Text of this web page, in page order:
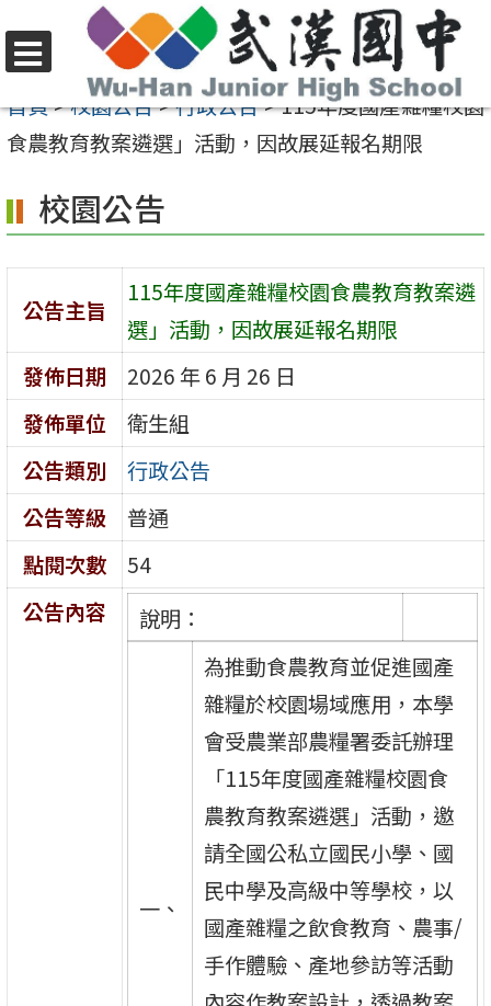
至
要
容
區
選
單
首頁>校園公告>行政公告>115年度國產雜糧校園
食農教育教案遴選」活動，因故展延報名期限
校園公告
公告主旨
115年度國產雜糧校園食農教育教案遴
選」活動，因故展延報名期限
發佈日期
2026 年 6 月 26 日
發佈單位
衛生組
公告類別
行政公告
公告等級
普通
點閱次數
54
公告內容
說明：
一、
為推動食農教育並促進國產
雜糧於校園場域應用，本學
會受農業部農糧署委託辦理
「115年度國產雜糧校園食
農教育教案遴選」活動，邀
請全國公私立國民小學、國
民中學及高級中等學校，以
國產雜糧之飲食教育、農事/
手作體驗、產地參訪等活動